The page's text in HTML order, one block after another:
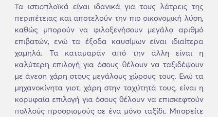
Τα ιστιοπλοϊκά είναι ιδανικά για τους λάτρεις της
περιπέτειας και αποτελούν την πιο οικονομική λύση,
καθώς μπορούν να φιλοξενήσουν μεγάλο αριθμό
επιβατών, ενώ τα έξοδα καυσίμων είναι ιδιαίτερα
χαμηλά. Τα καταμαράν από την άλλη είναι η
καλύτερη επιλογή για όσους θέλουν να ταξιδέψουν
με άνεση χάρη στους μεγάλους χώρους τους. Ενώ τα
μηχανοκίνητα γιοτ, χάρη στην ταχύτητά τους, είναι η
κορυφαία επιλογή για όσους θέλουν να επισκεφτούν
πολλούς προορισμούς σε ένα μόνο ταξίδι. Μπορείτε